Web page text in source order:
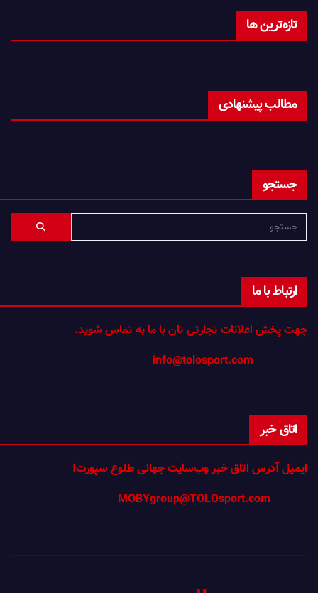
تازه‌ترین ها
مطالب پیشنهادی
جستجو
ارتباط با ما
جهت پخش اعلانات تجارتی تان با ما به تماس شوید.
اتاق خبر
ایمیل آدرس اتاق خبر وب‌سایت جهانی طلوع سپورت!